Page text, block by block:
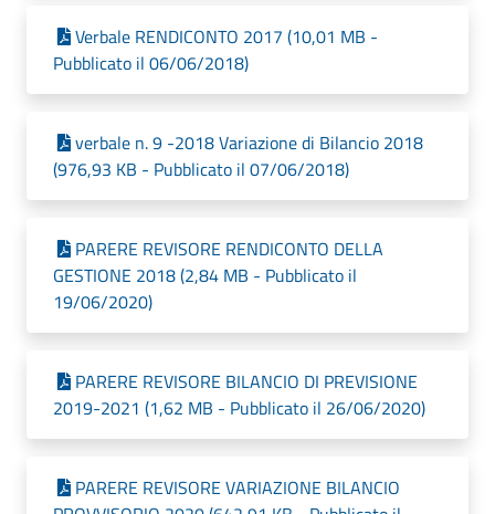
Verbale RENDICONTO 2017 (10,01 MB -
Pubblicato il 06/06/2018)
verbale n. 9 -2018 Variazione di Bilancio 2018
(976,93 KB - Pubblicato il 07/06/2018)
PARERE REVISORE RENDICONTO DELLA
GESTIONE 2018 (2,84 MB - Pubblicato il
19/06/2020)
PARERE REVISORE BILANCIO DI PREVISIONE
2019-2021 (1,62 MB - Pubblicato il 26/06/2020)
PARERE REVISORE VARIAZIONE BILANCIO